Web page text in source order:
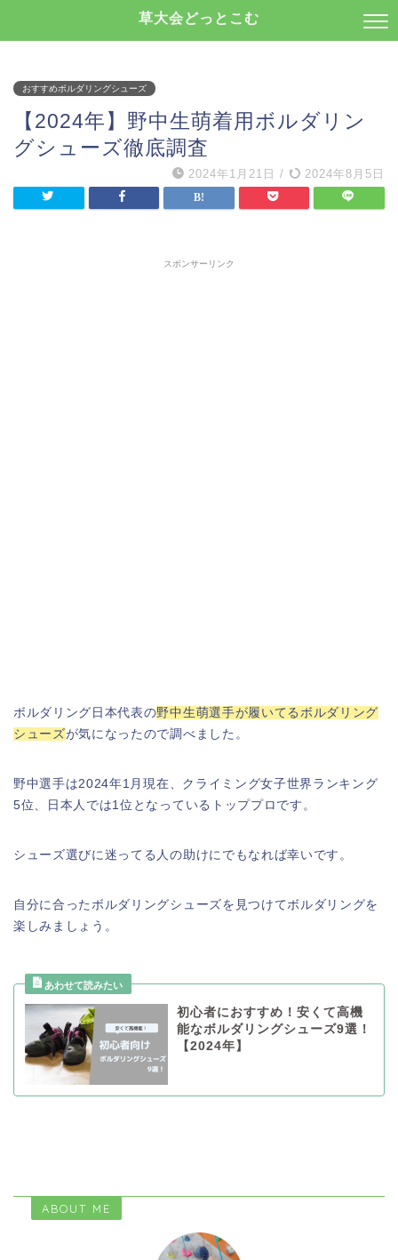
草大会どっとこむ
おすすめボルダリングシューズ
【2024年】野中生萌着用ボルダリン
グシューズ徹底調査
2024年1月21日 / 2024年8月5日
スポンサーリンク
ボルダリング日本代表の野中生萌選手が履いてるボルダリング
シューズが気になったので調べました。
野中選手は2024年1月現在、クライミング女子世界ランキング
5位、日本人では1位となっているトッププロです。
シューズ選びに迷ってる人の助けにでもなれば幸いです。
自分に合ったボルダリングシューズを見つけてボルダリングを
楽しみましょう。
初心者におすすめ！安くて高機
能なボルダリングシューズ9選！
【2024年】
ABOUT ME